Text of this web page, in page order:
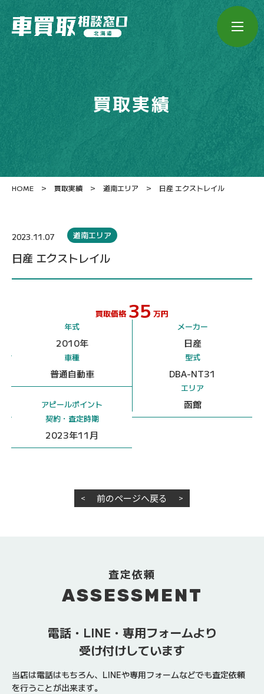
買取実績
HOME > 買取実績 > 道南エリア > 日産 エクストレイル
2023.11.07 道南エリア
日産 エクストレイル
買取価格 35 万円
年式
2010年
メーカー
日産
車種
普通自動車
型式
DBA-NT31
アピールポイント
エリア
函館
契約・査定時期
2023年11月
< 前のページへ戻る >
査定依頼
ASSESSMENT
電話・LINE・専用フォームより
受け付けしています
当店は電話はもちろん、LINEや専用フォームなどでも査定依頼
を行うことが出来ます。